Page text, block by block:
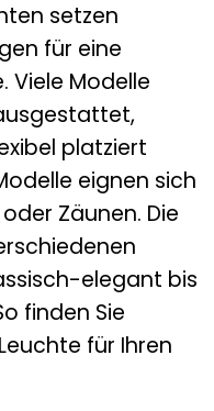
setzen
für eine
Viele Modelle
platziert
eignen sich
Zäunen. Die
elegant bis
finden Sie
für Ihren